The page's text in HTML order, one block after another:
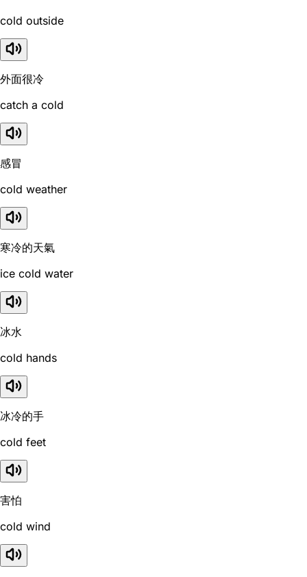
cold outside
外面很冷
catch a cold
感冒
cold weather
寒冷的天氣
ice cold water
冰水
cold hands
冰冷的手
cold feet
害怕
cold wind